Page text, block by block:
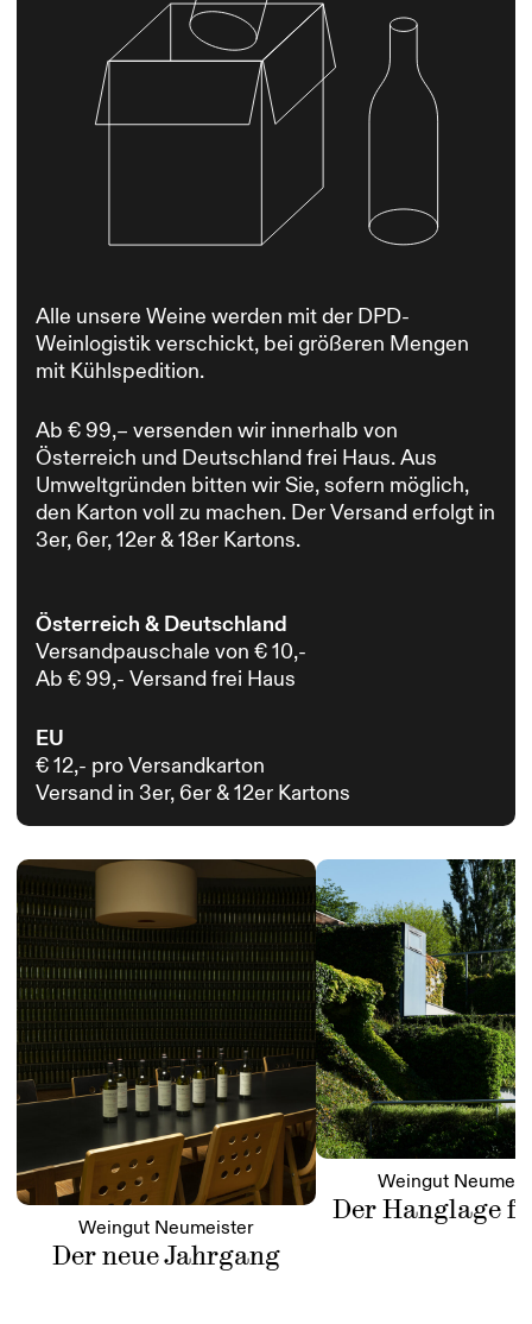
Alle unsere Weine werden mit der DPD-
Weinlogistik verschickt, bei größeren Mengen
mit Kühlspedition.
Ab € 99,– versenden wir innerhalb von
Österreich und Deutschland frei Haus. Aus
Umweltgründen bitten wir Sie, sofern möglich,
den Karton voll zu machen. Der Versand erfolgt in
3er, 6er, 12er & 18er Kartons.
Österreich & Deutschland
Versandpauschale von € 10,-
Ab € 99,- Versand frei Haus
EU
€ 12,- pro Versandkarton
Versand in 3er, 6er & 12er Kartons
Weingut Neumeister
Der neue Jahrgang
Weingut
Der Hanglage